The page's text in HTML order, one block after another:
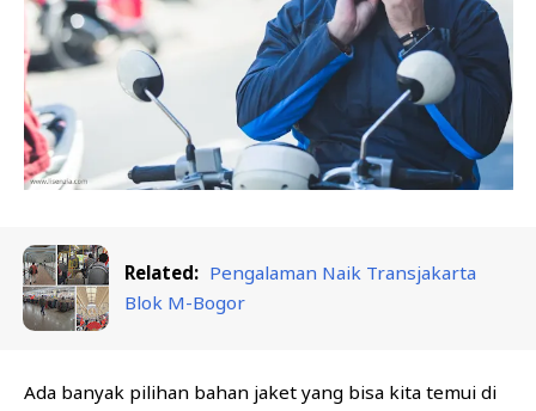
Related: Pengalaman Naik Transjakarta
Blok M-Bogor
Ada banyak pilihan bahan jaket yang bisa kita temui di